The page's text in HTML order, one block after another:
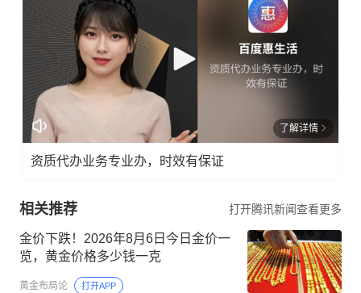
了解详情
资质代办业务专业办，时效有保证
相关推荐 打开腾讯新闻查看更多
金价下跌！2026年8月6日今日金价一
览，黄金价格多少钱一克
黄金布局论 打开APP